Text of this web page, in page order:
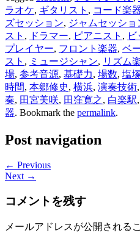
ラオケ, ギタリスト , コード楽
ズセッション, ジャムセッショ
スト , ドラマー, ピアニスト , ビ
プレイヤー, フロント楽器, ベ
スト , ミュージシャン, リズム
場, 参考音源, 基礎力, 場数, 塩
時間, 本郷修史, 横浜, 演奏技術,
奏, 田宮美咲, 田窪寛之, 白楽駅,
器. Bookmark the permalink.
Post navigation
← Previous
Next →
コメントを残す
メールアドレスが公開される